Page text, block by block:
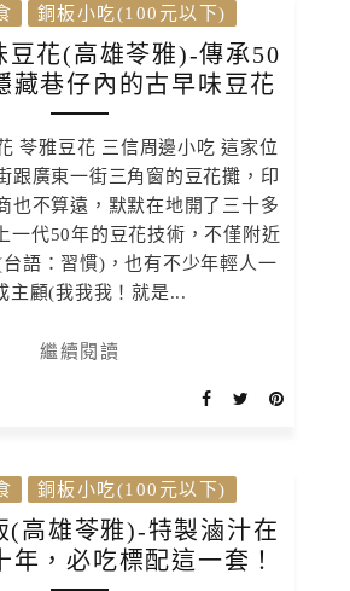
銅板小吃(100元以下)
豆花(高雄苓雅)-傳承50
藏巷仔內的古早味豆花
苓雅豆花 三信周邊小吃 這家位
跟廣東一街三角窗的豆花攤，印
也不算遠，默默在地開了三十多
一代50年的豆花技術，不僅附近
語：習慣)，也有不少年輕人一
主顧(我我我！就是...
繼續閱讀
銅板小吃(100元以下)
(高雄苓雅)-特製滷汁在
年，必吃標配這一套！